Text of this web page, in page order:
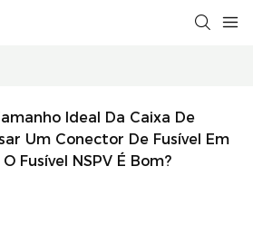
Ideal Da Caixa De
Um Conector De Fusível Em
Fusível NSPV É Bom?